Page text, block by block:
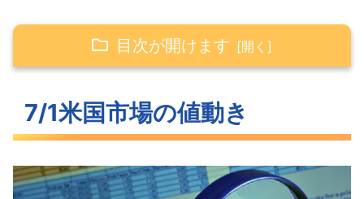
目次が開けます
先週の上昇を帳消しにする米主要3指数
恐怖が抜けつつあるVIX
7/1米国市場の値動き